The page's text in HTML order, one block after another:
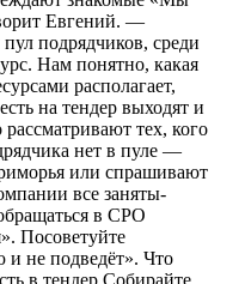
Евгений. —
подрядчиков, среди
Нам понятно, какая
располагает,
на тендер выходят и
тех, кого
нет в пуле —
или спрашивают
все заняты-
в СРО
Посоветуйте
не подведёт». Что
в тендер Собирайте